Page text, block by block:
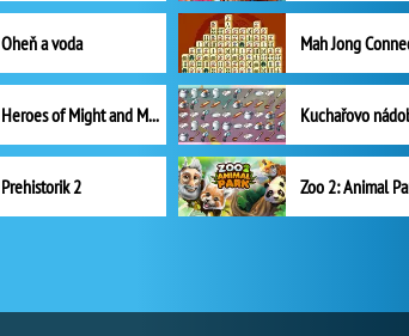
Oheň a voda Mah Jong
Heroes of Might and Magic II Kuchařovo
Prehistorik 2 Zoo 2: Animal